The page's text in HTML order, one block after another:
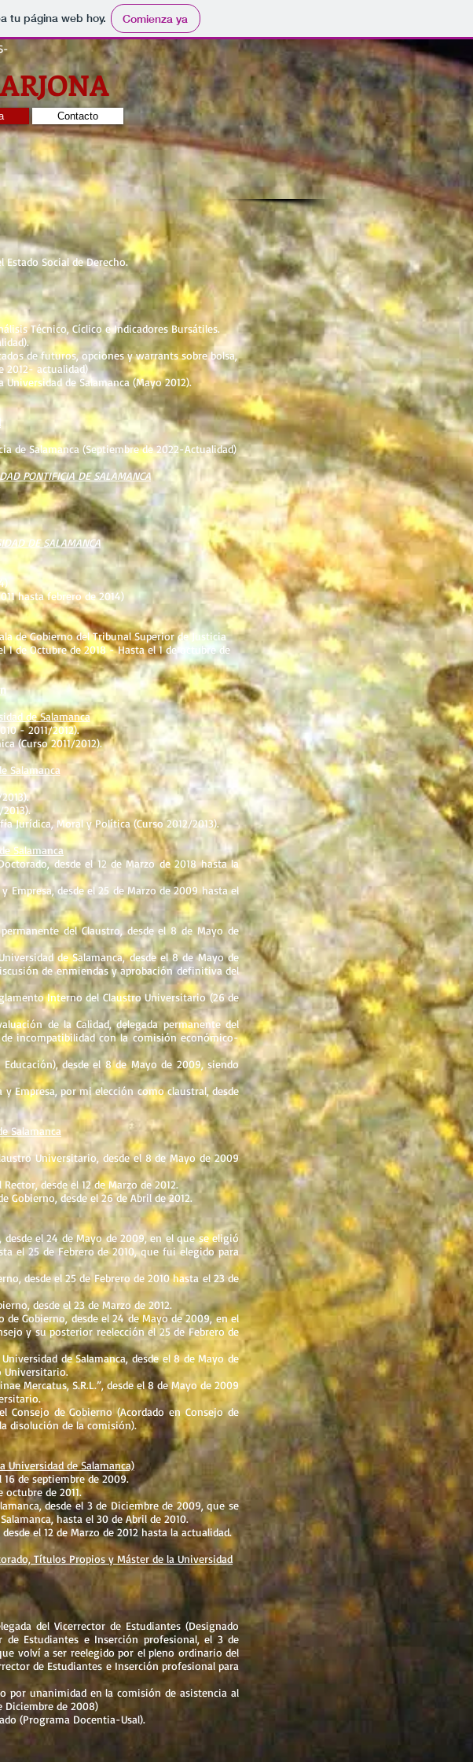
tu página web hoy. Comienza ya
-
Contacto
Social de Derecho.
Técnico, Cíclico e Indicadores Bursátiles.
de futuros, opciones y warrants sobre bolsa,
2012- actualidad)
de Salamanca (Mayo 2012).
de Salamanca (Septiembre de 2022-Actualidad)
PONTIFICIA DE SALAMANCA
DE SALAMANCA
hasta febrero de 2014)
de Gobierno del Tribunal Superior de Justicia
1 de Octubre de 2018 - Hasta el 1 de octubre de
de Salamanca
- 2011/2012).
(Curso 2011/2012).
Salamanca
Jurídica, Moral y Política (Curso 2012/2013).
Salamanca
desde el 12 de Marzo de 2018 hasta la
Empresa, desde el 25 de Marzo de 2009 hasta el
del Claustro, desde el 8 de Mayo de
de Salamanca, desde el 8 de Mayo de
de enmiendas y aprobación definitiva del
Interno del Claustro Universitario (26 de
de la Calidad, delegada permanente del
incompatibilidad con la comisión económico-
desde el 8 de Mayo de 2009, siendo
Empresa, por mi elección como claustral, desde
Salamanca
Universitario, desde el 8 de Mayo de 2009
desde el 12 de Marzo de 2012.
Gobierno, desde el 26 de Abril de 2012.
el 24 de Mayo de 2009, en el que se eligió
el 25 de Febrero de 2010, que fui elegido para
desde el 25 de Febrero de 2010 hasta el 23 de
desde el 23 de Marzo de 2012.
Gobierno, desde el 24 de Mayo de 2009, en el
y su posterior reelección el 25 de Febrero de
de Salamanca, desde el 8 de Mayo de
Universitario.
Mercatus, S.R.L.”, desde el 8 de Mayo de 2009
de Gobierno (Acordado en Consejo de
disolución de la comisión).
de Salamanca)
16 de septiembre de 2009.
octubre de 2011.
desde el 3 de Diciembre de 2009, que se
hasta el 30 de Abril de 2010.
el 12 de Marzo de 2012 hasta la actualidad.
Títulos Propios y Máster de la Universidad
del Vicerrector de Estudiantes (Designado
Estudiantes e Inserción profesional, el 3 de
volví a ser reelegido por el pleno ordinario del
de Estudiantes e Inserción profesional para
por unanimidad en la comisión de asistencia al
Diciembre de 2008)
(Programa Docentia-Usal).